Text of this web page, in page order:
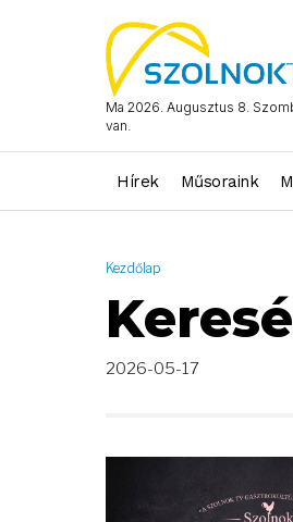
Ma 2026. Augusztus 8.
van.
Hírek Műsoraink
Kezdőlap
2026-05-17